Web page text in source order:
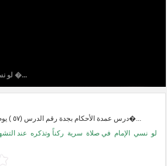
لو نسي الإمام في صلاة �...
درس عمدة الأحكام بجدة رقم الدرس (٥٧ ) يوم الاربعاء ٥-٤-١٤٣٥هـ : لفضيلة الشي�...
لو نسي الإمام في صلاة سرية ركناً وتذكره عند